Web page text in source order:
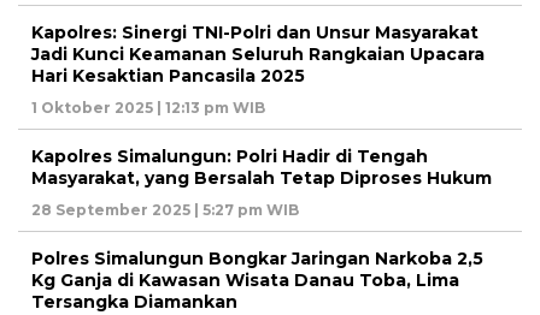
Kapolres: Sinergi TNI-Polri dan Unsur Masyarakat
Jadi Kunci Keamanan Seluruh Rangkaian Upacara
Hari Kesaktian Pancasila 2025
1 Oktober 2025 | 12:13 pm WIB
Kapolres Simalungun: Polri Hadir di Tengah
Masyarakat, yang Bersalah Tetap Diproses Hukum
28 September 2025 | 5:27 pm WIB
Polres Simalungun Bongkar Jaringan Narkoba 2,5
Kg Ganja di Kawasan Wisata Danau Toba, Lima
Tersangka Diamankan